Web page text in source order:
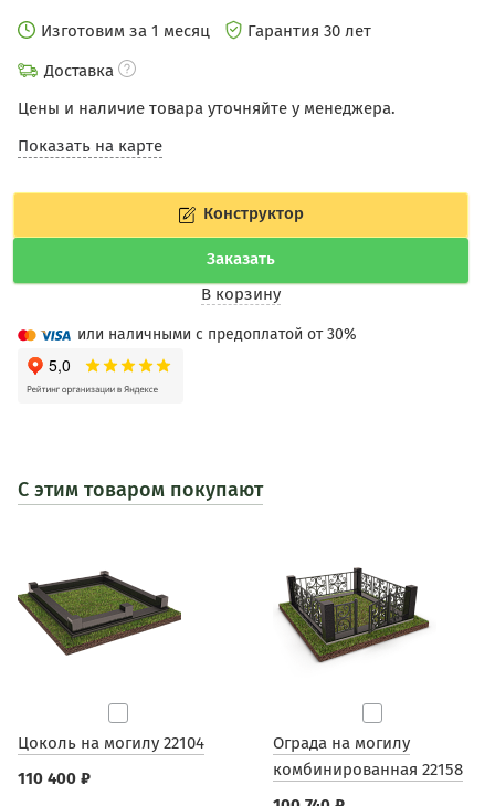
Изготовим за 1 месяц
Гарантия 30 лет
Доставка
Цены и наличие товара уточняйте у менеджера.
Показать на карте
Конструктор
Заказать
В корзину
или наличными с предоплатой от 30%
С этим товаром покупают
Цоколь на могилу 22104
110 400 ₽
Ограда на могилу
комбинированная 22158